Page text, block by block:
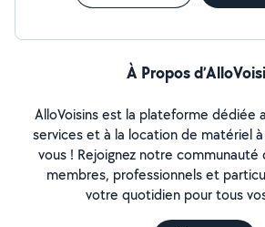
À Propos
AlloVoisins est la plateforme dédiée
services et à la location de matériel
vous ! Rejoignez notre communauté
membres, professionnels et
votre quotidien pour tous